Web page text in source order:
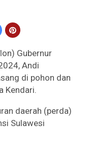
Gubernur
Andi
di pohon dan
Kendari.
daerah (perda)
Sulawesi